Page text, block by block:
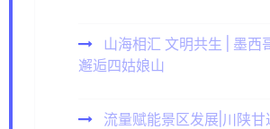
山海相汇 文明共生 | 墨西
邂逅四姑娘山
流量赋能景区发展|川陕甘